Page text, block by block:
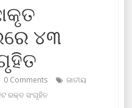
୪୩
0 Comments
ଜାତୀୟ
ରକ୍ତ ସଂଗୃହିତ